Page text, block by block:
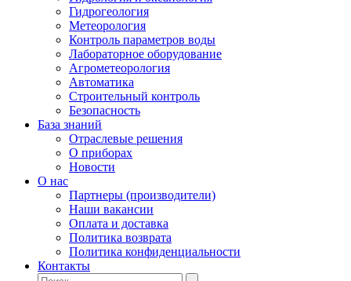
Гидрогеология
Метеорология
Контроль параметров воды
Лабораторное оборудование
Агрометеорология
Автоматика
Строительный контроль
Безопасность
База знаний
Отраслевые решения
О приборах
Новости
О нас
Партнеры (производители)
Наши вакансии
Оплата и доставка
Политика возврата
Политика конфиденциальности
Контакты